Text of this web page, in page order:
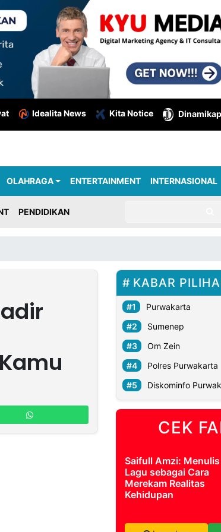
Idealita News Kita Notice
OLAHRAGA ENTERTAINMENT INTERNASIONAL
PENDIDIKAN
KABAR
Purwakarta
Sumenep
Om Zein
Polres Purwakarta
Diskominfo
CEK
Saifull Amzi: Menulis
Lagu sebagai Cara
Merekam Realitas
Kehidupan